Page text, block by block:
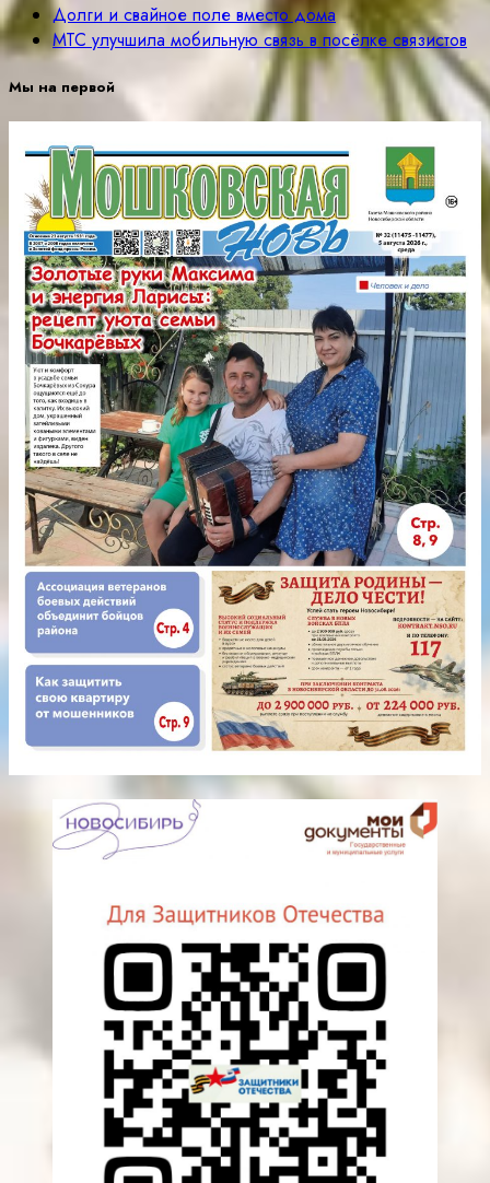
Долги и свайное поле вместо дома
МТС улучшила мобильную связь в посёлке связистов
Мы на первой